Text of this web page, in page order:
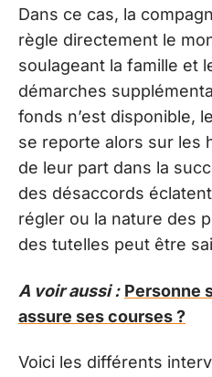
Dans ce cas, la
règle directement le
soulageant la famille et
démarches
fonds n’est disponible,
se reporte alors sur les
de leur part dans la
des désaccords
régler ou la nature des
des tutelles peut être
A voir aussi : Personne
assure ses courses ?
Voici les différents